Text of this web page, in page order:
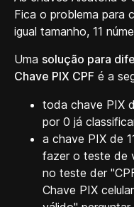
Fica o problema para
igual tamanho, 11
Uma solução para
Chave PIX CPF é a
toda chave PIX
por 0 já
a chave PIX de
fazer o teste de
no teste der
Chave PIX